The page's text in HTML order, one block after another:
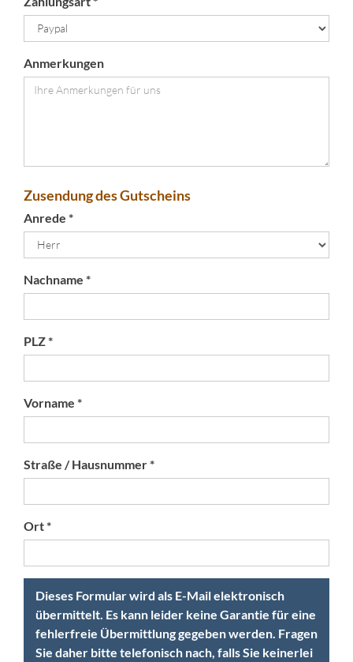
Anmerkungen
Zusendung des Gutscheins
Anrede *
Nachname *
PLZ *
Vorname *
Straße / Hausnummer *
Ort *
Dieses Formular wird als E-Mail elektronisch
übermittelt. Es kann leider keine Garantie für eine
fehlerfreie Übermittlung gegeben werden. Fragen
Sie daher bitte telefonisch nach, falls Sie keinerlei